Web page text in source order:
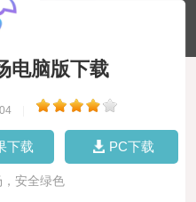
电脑版下载
下载 PC下载
安全绿色